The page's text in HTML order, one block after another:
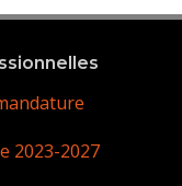
2023-2027